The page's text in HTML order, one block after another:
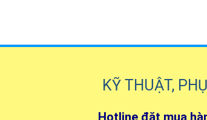
KỸ THUẬT,
Hotline đặt mua